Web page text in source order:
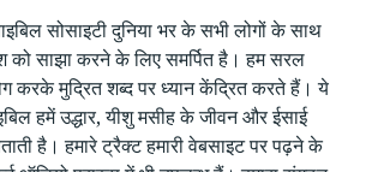
सोसाइटी दुनिया भर के सभी लोगों के साथ
को साझा करने के लिए समर्पित है। हम सरल
करके मुद्रित शब्द पर ध्यान केंद्रित करते हैं। ये
हमें उद्धार, यीशु मसीह के जीवन और ईसाई
है। हमारे ट्रैक्ट हमारी वेबसाइट पर पढ़ने के